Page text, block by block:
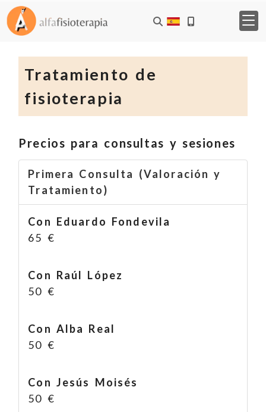
Tratamiento de
fisioterapia
Precios para consultas y sesiones
Primera Consulta (Valoración y
Tratamiento)
Con Eduardo Fondevila
65 €
Con Raúl López
50 €
Con Alba Real
50 €
Con Jesús Moisés
50 €